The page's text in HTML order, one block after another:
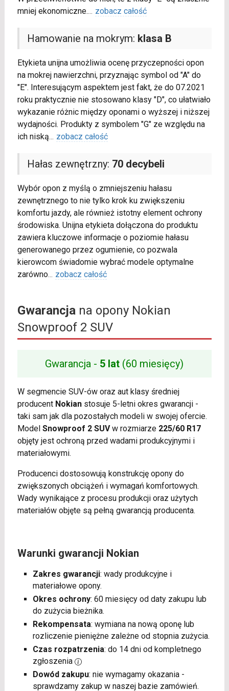
mniej ekonomiczne.... zobacz całość
Hamowanie na mokrym: klasa B
Etykieta unijna umożliwia ocenę przyczepności opon
na mokrej nawierzchni, przyznając symbol od "A" do
"E". Interesującym aspektem jest fakt, że do 07.2021
roku praktycznie nie stosowano klasy "D", co ułatwiało
wykazanie różnic między oponami o wyższej i niższej
wydajności. Produkty z symbolem "G" ze względu na
ich niską... zobacz całość
Hałas zewnętrzny: 70 decybeli
Wybór opon z myślą o zmniejszeniu hałasu
zewnętrznego to nie tylko krok ku zwiększeniu
komfortu jazdy, ale również istotny element ochrony
środowiska. Unijna etykieta dołączona do produktu
zawiera kluczowe informacje o poziomie hałasu
generowanego przez ogumienie, co pozwala
kierowcom świadomie wybrać modele optymalne
zarówno... zobacz całość
Gwarancjana opony Nokian
Snowproof 2 SUV
Gwarancja - 5 lat (60 miesięcy)
W segmencie SUV-ów oraz aut klasy średniej
producent Nokianstosuje 5-letni okres gwarancji -
taki sam jak dla pozostałych modeli w swojej ofercie.
Model Snowproof 2 SUVw rozmiarze 225/60 R17
objęty jest ochroną przed wadami produkcyjnymi i
materiałowymi.
Producenci dostosowują konstrukcję opony do
zwiększonych obciążeń i wymagań komfortowych.
Wady wynikające z procesu produkcji oraz użytych
materiałów objęte są pełną gwarancją producenta.
Warunki gwarancji Nokian
Zakres gwarancji: wady produkcyjne i
materiałowe opony.
Okres ochrony: 60 miesięcy od daty zakupu lub
do zużycia bieżnika.
Rekompensata: wymiana na nową oponę lub
rozliczenie pieniężne zależne od stopnia zużycia.
Czas rozpatrzenia: do 14 dni od kompletnego
zgłoszenia
Dowód zakupu: nie wymagamy okazania -
sprawdzamy zakup w naszej bazie zamówień.